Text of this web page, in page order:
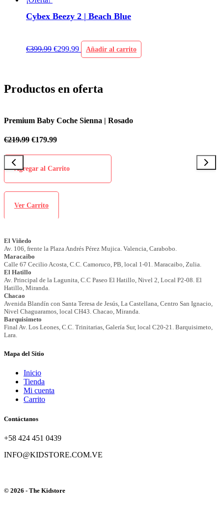
Cybex Beezy 2 | Beach Blue
€399.99 €299.99 Añadir al carrito
Productos en oferta
Baby Coche Sienna | Rosado
€179.99
al Carrito
Carrito
Mapa del Sitio
Inicio
Tienda
Mi cuenta
Carrito
Contáctanos
+58 424 451 0439
INFO@KIDSTORE.COM.VE
© 2026 - The Kidstore